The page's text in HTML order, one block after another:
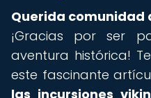
Querida comunidad
¡Gracias por ser
aventura histórica!
este fascinante
las incursiones